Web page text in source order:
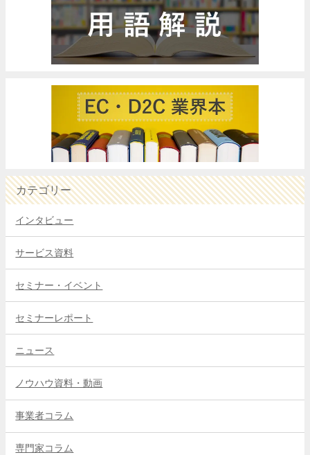
カテゴリー
インタビュー
サービス資料
セミナー・イベント
セミナーレポート
ニュース
ノウハウ資料・動画
事業者コラム
専門家コラム